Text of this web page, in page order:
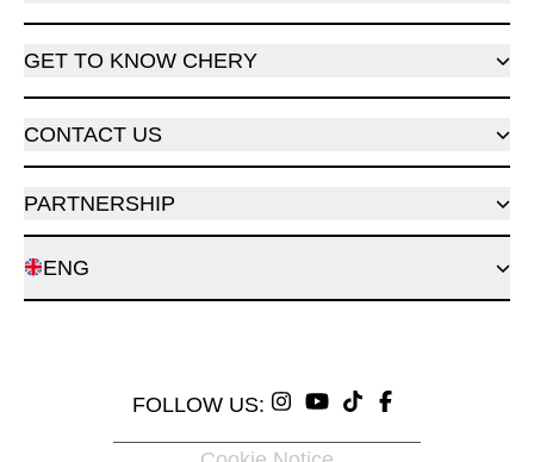
GET TO KNOW CHERY
CONTACT US
PARTNERSHIP
ENG
FOLLOW US: